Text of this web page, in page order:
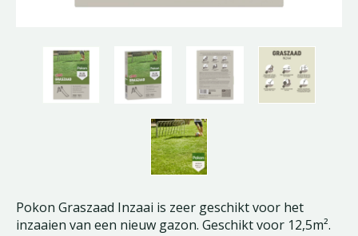
Pokon Graszaad Inzaai is zeer geschikt voor het
inzaaien van een nieuw gazon. Geschikt voor 12,5m².